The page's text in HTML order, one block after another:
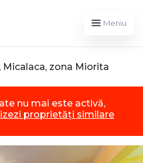
Meniu
zona Miorita
nu mai este activă,
proprietăți similare